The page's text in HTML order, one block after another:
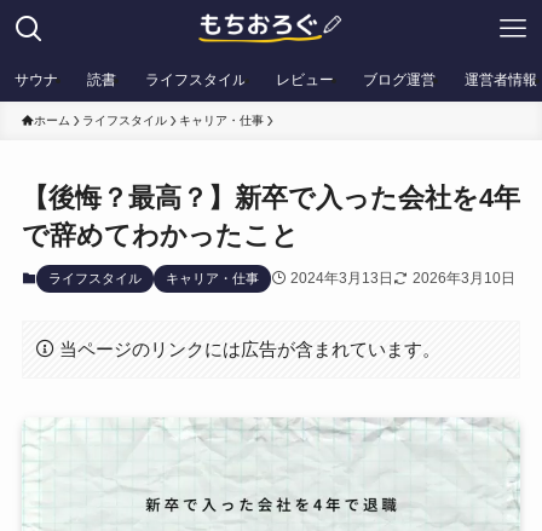
サウナ 読書 ライフスタイル レビュー ブログ運営 運営者情報
ホーム ライフスタイル キャリア・仕事
【後悔？最高？】新卒で入った会社を4年
で辞めてわかったこと
ライフスタイル キャリア・仕事 2024年3月13日 2026年3月10日
当ページのリンクには広告が含まれています。